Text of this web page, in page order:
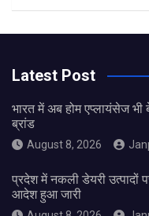
Latest Post
भारत में अब होम एप्लायंसेज
ब्रांड
August 8, 2026
प्रदेश में नकली डेयरी उत्पादों
आदेश हुआ जारी